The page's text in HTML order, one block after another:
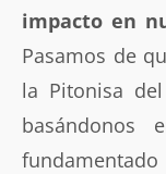
impacto en
Pasamos de
la Pitonisa
basándonos
fundamentado